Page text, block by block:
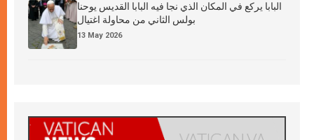
البابا يركع في المكان الذي نجا فيه البابا القديس يوحنا
بولس الثاني من محاولة اغتيال
13 May 2026